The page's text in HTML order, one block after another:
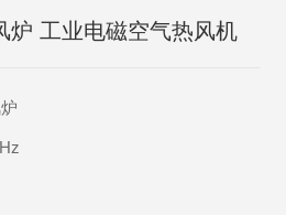
炉 工业电磁空气热风机